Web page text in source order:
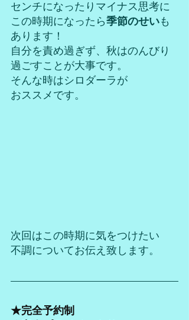
センチになったりマイナス思考に
この時期になったら季節のせいも
あります！
自分を責め過ぎず、秋はのんびり
過ごすことが大事です。
そんな時はシロダーラが
おススメです。
次回はこの時期に気をつけたい
不調についてお伝え致します。
★完全予約制